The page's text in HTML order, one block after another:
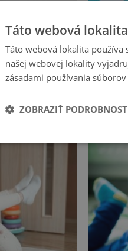
Táto webová
Táto webová lokalita používa
našej webovej lokality
zásadami používania
ZOBRAZIŤ